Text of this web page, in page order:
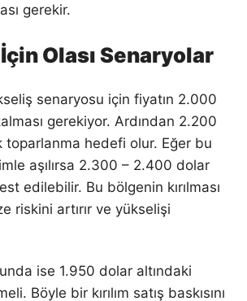
gerekir.
Olası Senaryolar
senaryosu için fiyatın 2.000
gerekiyor. Ardından 2.200
toparlanma hedefi olur. Eğer bu
aşılırsa 2.300 – 2.400 dolar
edilebilir. Bu bölgenin kırılması
riskini artırır ve yükselişi
ise 1.950 dolar altındaki
Böyle bir kırılım satış baskısını